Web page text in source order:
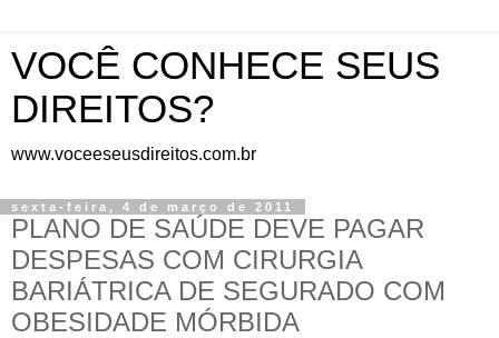
VOCÊ CONHECE SEUS
DIREITOS?
www.voceeseusdireitos.com.br
sexta-feira, 4 de março de 2011
PLANO DE SAÚDE DEVE PAGAR
DESPESAS COM CIRURGIA
BARIÁTRICA DE SEGURADO COM
OBESIDADE MÓRBIDA